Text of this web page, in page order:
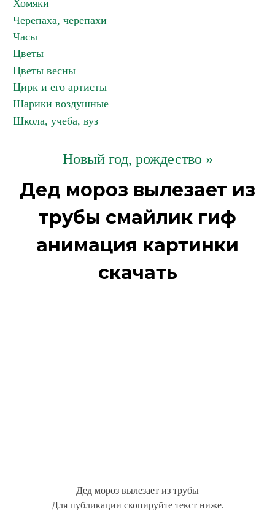
Хомяки
Черепаха, черепахи
Часы
Цветы
Цветы весны
Цирк и его артисты
Шарики воздушные
Школа, учеба, вуз
Новый год, рождество »
Дед мороз вылезает из
трубы смайлик гиф
анимация картинки
скачать
Дед мороз вылезает из трубы
Для публикации скопируйте текст ниже.